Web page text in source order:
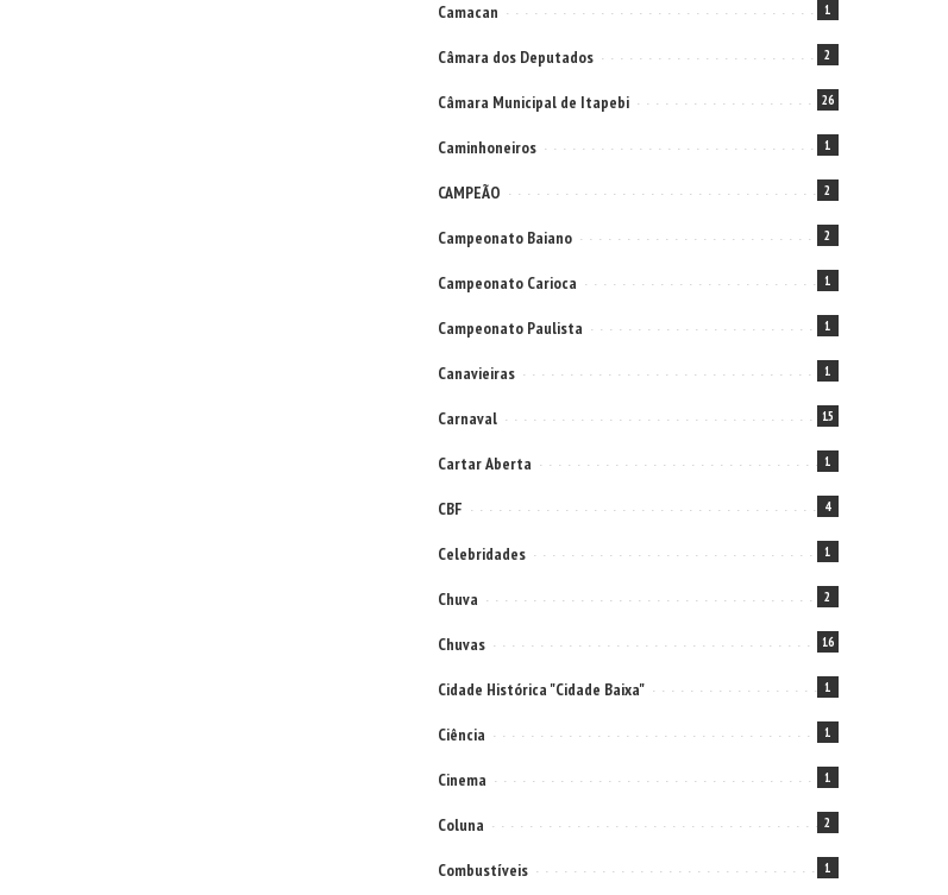
Camacan 1
Câmara dos Deputados 2
Câmara Municipal de Itapebi 26
Caminhoneiros 1
CAMPEÃO 2
Campeonato Baiano 2
Campeonato Carioca 1
Campeonato Paulista 1
Canavieiras 1
Carnaval 15
Cartar Aberta 1
CBF 4
Celebridades 1
Chuva 2
Chuvas 16
Cidade Histórica "Cidade Baixa" 1
Ciência 1
Cinema 1
Coluna 2
Combustíveis 1